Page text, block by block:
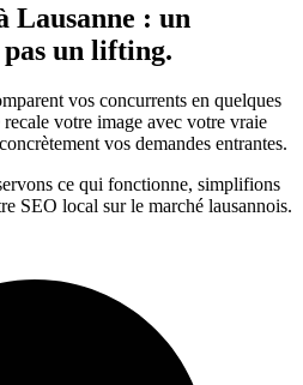
Lausanne : un
un lifting.
vos concurrents en quelques
votre image avec votre vraie
vos demandes entrantes.
ce qui fonctionne, simplifions
SEO local sur le marché lausannois.